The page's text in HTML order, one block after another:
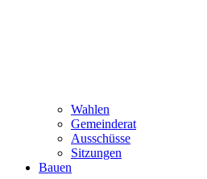
Wahlen
Gemeinderat
Ausschüsse
Sitzungen
Bauen